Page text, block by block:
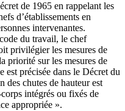
de 1965 en rappelant les
d’établissements en
intervenantes.
du travail, le chef
privilégier les mesures de
priorité sur les mesures de
précisée dans le Décret du
des chutes de hauteur est
intégrés ou fixés de
appropriée ».